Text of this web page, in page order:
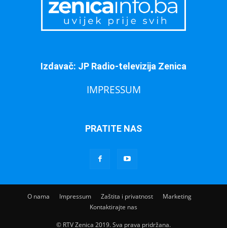
Izdavač: JP Radio-televizija Zenica
IMPRESSUM
PRATITE NAS
O nama Impressum Zaštita i privatnost
Marketing
Kontaktirajte nas
© RTV Zenica 2019. Sva prava pridržana.